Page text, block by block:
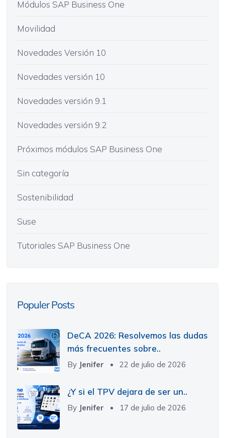
Módulos SAP Business One
Movilidad
Novedades Versión 10
Novedades versión 10
Novedades versión 9.1
Novedades versión 9.2
Próximos módulos SAP Business One
Sin categoría
Sostenibilidad
Suse
Tutoriales SAP Business One
Populer Posts
DeCA 2026: Resolvemos las dudas
más frecuentes sobre..
By Jenifer 22 de julio de 2026
¿Y si el TPV dejara de ser un..
By Jenifer 17 de julio de 2026